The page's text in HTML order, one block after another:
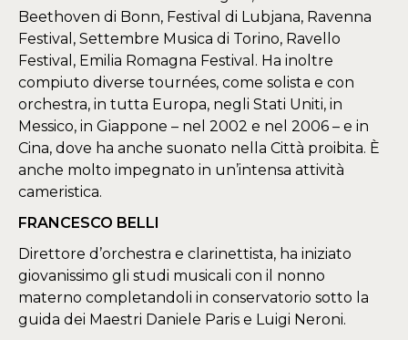
Beethoven di Bonn, Festival di Lubjana, Ravenna
Festival, Settembre Musica di Torino, Ravello
Festival, Emilia Romagna Festival. Ha inoltre
compiuto diverse tournées, come solista e con
orchestra, in tutta Europa, negli Stati Uniti, in
Messico, in Giappone – nel 2002 e nel 2006 – e in
Cina, dove ha anche suonato nella Città proibita. È
anche molto impegnato in un’intensa attività
cameristica.
FRANCESCO BELLI
Direttore d’orchestra e clarinettista, ha iniziato
giovanissimo gli studi musicali con il nonno
materno completandoli in conservatorio sotto la
guida dei Maestri Daniele Paris e Luigi Neroni.